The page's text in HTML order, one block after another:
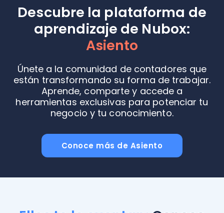
Descubre la plataforma de
aprendizaje de Nubox:
Asiento
Únete a la comunidad de contadores que
están transformando su forma de trabajar.
Aprende, comparte y accede a
herramientas exclusivas para potenciar tu
negocio y tu conocimiento.
Conoce más de Asiento